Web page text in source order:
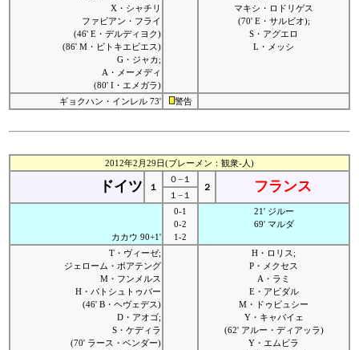
X・シャチリ
ファビアン・フライ
(46' E・デルディヨク)
(86' M・ビトキエビエス)
G・ジャカ;
A・メーメディ
(80' I・エメガラ)
マキシ・ロドリゲス
(70' E・サルビオ);
S・アグエロ
L・メッシ
ギョクハン・インレル 73' 警告
2012年2月29日(ブレーメン：観衆-人)
ドイツ １
０−１
２
フランス
１−１
カカウ 90+1'
0-1
0-2
1-2
21' ジルー
69' マルダ
T・ヴィーゼ;
ジェローム・ボアテング
M・フンメルス
H・バトシュトゥバー
(46' B・ヘヴェデス)
D・アオゴ;
S・ケディラ
(70' ラース・ベンダー)
H・ロリス;
P・メクセス
A・ラミ
E・アビダル
M・ドゥビュシー
Y・キャバイェ
(62' アルー・ディアッラ)
Y・エムビラ